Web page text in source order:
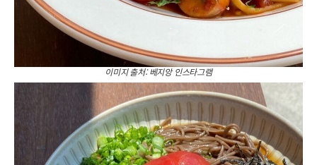
이미지 출처: 베지앙 인스타그램